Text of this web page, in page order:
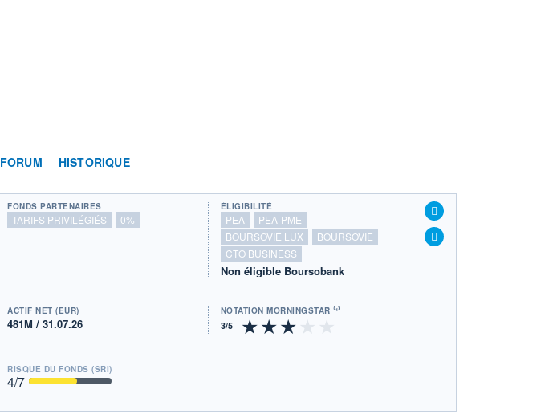
FORUM HISTORIQUE
FONDS PARTENAIRES
TARIFS PRIVILÉGIÉS 0%
ÉLIGIBILITÉ
PEA
PEA-PME
BOURSOVIE LUX
BOURSOVIE
CTO BUSINESS
Non éligible Boursobank
ACTIF NET (EUR)
481M / 31.07.26
NOTATION MORNINGSTAR ⁽¹⁾
RISQUE DU FONDS (SRI)
4/7